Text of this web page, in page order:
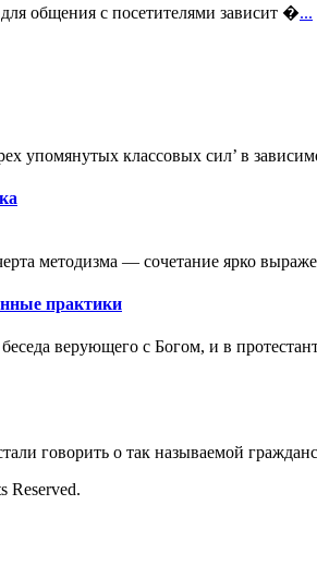
общения с посетителями зависит �...
упомянутых классовых сил’ в
методизма — сочетание ярко
практики
верующего с Богом, и в
говорить о так называемой
Reserved.